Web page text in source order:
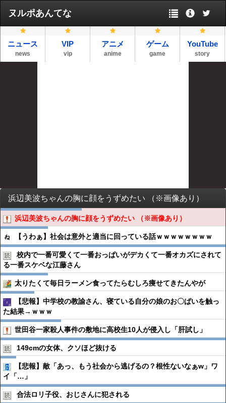
ヌルポあんてな
ニュース
news
VIP
vip
アニメ
anime
ゲーム
game
YouTube
story
浜辺美波ちゃんの胸に顔をうずめたい （※画像あり）
浜辺美波ちゃんの胸に顔をうずめたい （※画像あり）
【うわぁ】社会は意外と適当に回っている話ｗｗｗｗｗｗｗｗ
校内で一番可愛くて一番おっぱいがデカくて一番オカズにされて
る一番スケベな江藤さん
太りたくて毎日ラーメン食ってたらむしろ痩せてきたんやが
【悲報】中学校の教諭さん、寝ている自分の娘のお〇ぱいを触っ
た結果→ｗｗｗ
世田谷一家殺人事件の敷地に高校生10人が侵入し「肝試し」
149cmの女体、クソほど抜ける
【悲報】敵「あっ、もう社会から逃げるの？根性ないなぁw」ワ
イ「…」
合法ロリ子役、おじさんに犯される